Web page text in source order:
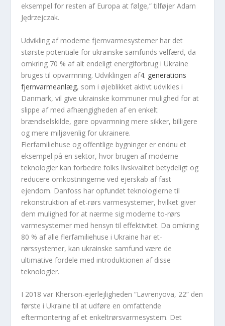
eksempel for resten af ​​Europa at følge,” tilføjer Adam
Jędrzejczak.
Udvikling af moderne fjernvarmesystemer har det
største potentiale for ukrainske samfunds velfærd, da
omkring 70 % af alt endeligt energiforbrug i Ukraine
bruges til opvarmning. Udviklingen af4. generations
fjernvarmeanlæg, som i øjeblikket aktivt udvikles i
Danmark, vil give ukrainske kommuner mulighed for at
slippe af med afhængigheden af ​​en enkelt
brændselskilde, gøre opvarmning mere sikker, billigere
og mere miljøvenlig for ukrainere.
Flerfamiliehuse og offentlige bygninger er endnu et
eksempel på en sektor, hvor brugen af ​​moderne
teknologier kan forbedre folks livskvalitet betydeligt og
reducere omkostningerne ved ejerskab af fast
ejendom. Danfoss har opfundet teknologierne til
rekonstruktion af et-rørs varmesystemer, hvilket giver
dem mulighed for at nærme sig moderne to-rørs
varmesystemer med hensyn til effektivitet. Da omkring
80 % af alle flerfamiliehuse i Ukraine har et-
rørssystemer, kan ukrainske samfund være de
ultimative fordele med introduktionen af ​​disse
teknologier.
I 2018 var Kherson-ejerlejligheden “Lavrenyova, 22” den
første i Ukraine til at udføre en omfattende
eftermontering af et enkeltrørsvarmesystem. Det